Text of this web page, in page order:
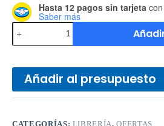
Hasta 12 pagos sin tarjeta
Saber más
Añadir al presupuesto
CATEGORÍAS: LIBRERÍA,OFERTAS